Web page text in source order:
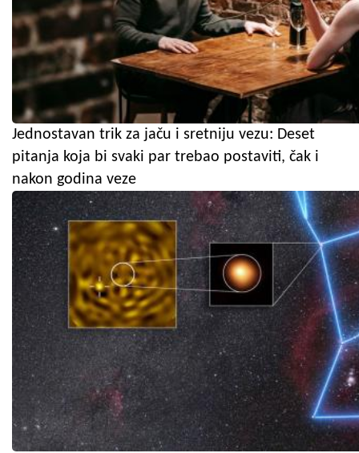
Jednostavan trik za jaču i sretniju vezu: Deset
pitanja koja bi svaki par trebao postaviti, čak i
nakon godina veze